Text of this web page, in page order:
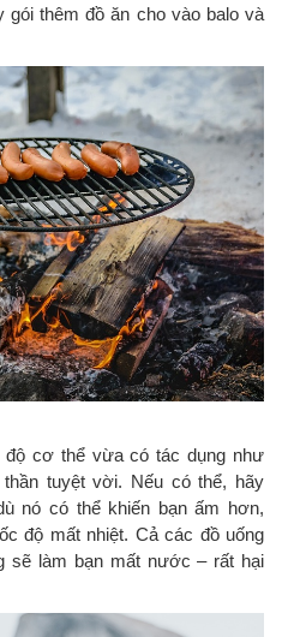
gói thêm đồ ăn cho vào balo và
cơ thể vừa có tác dụng như
tuyệt vời. Nếu có thể, hãy
nó có thể khiến bạn ấm hơn,
độ mất nhiệt. Cả các đồ uống
sẽ làm bạn mất nước – rất hại